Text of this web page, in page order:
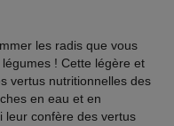
les radis que vous
! Cette légère et
vertus nutritionnelles des
en eau et en
leur confère des vertus